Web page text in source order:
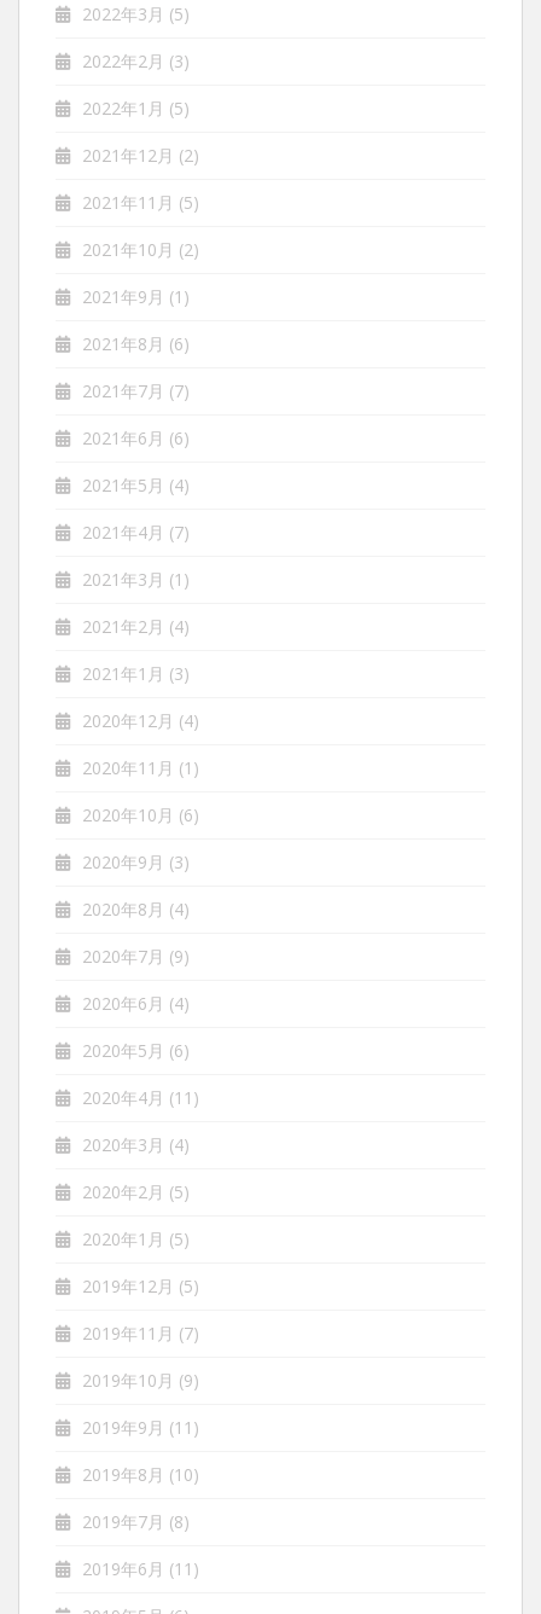
2022年3月 (5)
2022年2月 (3)
2022年1月 (5)
2021年12月 (2)
2021年11月 (5)
2021年10月 (2)
2021年9月 (1)
2021年8月 (6)
2021年7月 (7)
2021年6月 (6)
2021年5月 (4)
2021年4月 (7)
2021年3月 (1)
2021年2月 (4)
2021年1月 (3)
2020年12月 (4)
2020年11月 (1)
2020年10月 (6)
2020年9月 (3)
2020年8月 (4)
2020年7月 (9)
2020年6月 (4)
2020年5月 (6)
2020年4月 (11)
2020年3月 (4)
2020年2月 (5)
2020年1月 (5)
2019年12月 (5)
2019年11月 (7)
2019年10月 (9)
2019年9月 (11)
2019年8月 (10)
2019年7月 (8)
2019年6月 (11)